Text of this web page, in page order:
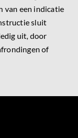
van een indicatie
sluit
uit, door
of